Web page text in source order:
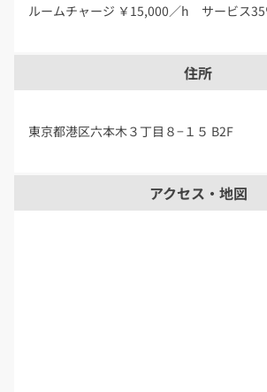
ルームチャージ ￥15,000／h サービス
住所
東京都港区六本木３丁目８−１５ B2F
アクセス・地図